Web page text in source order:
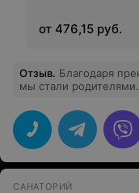
от 476,15 руб.
Отзыв. Благодаря
мы стали
САНАТОРИЙ